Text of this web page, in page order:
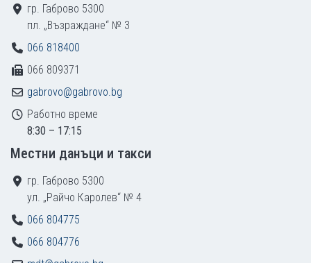
гр. Габрово 5300
пл. „Възраждане“ № 3
066 818400
066 809371
gabrovo@gabrovo.bg
Работно време
8:30 – 17:15
Местни данъци и такси
гр. Габрово 5300
ул. „Райчо Каролев“ № 4
066 804775
066 804776